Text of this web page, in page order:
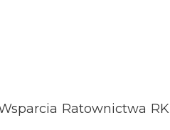
Ratownictwa RK